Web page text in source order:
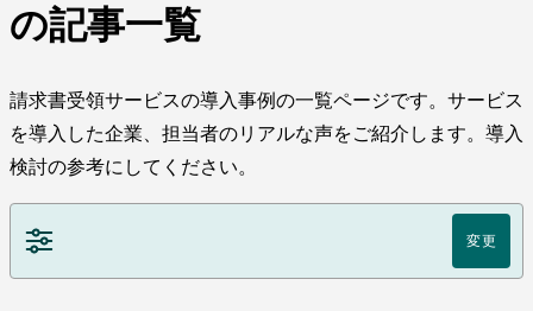
の記事一覧
請求書受領サービスの導入事例の一覧ページです。サービス
を導入した企業、担当者のリアルな声をご紹介します。導入
検討の参考にしてください。
変更